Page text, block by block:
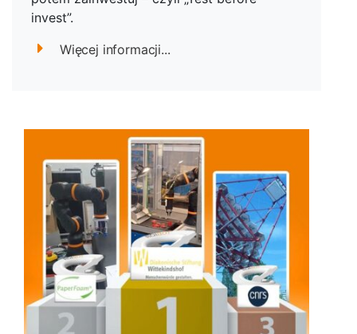
invest”.
Więcej informacji...